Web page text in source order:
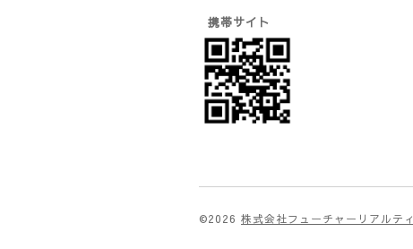
携帯サイト
©2026 株式会社フューチャーリアルティ